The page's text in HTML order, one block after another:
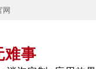
网
难事